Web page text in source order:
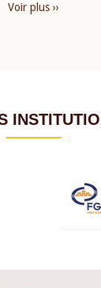
Voir plus ››